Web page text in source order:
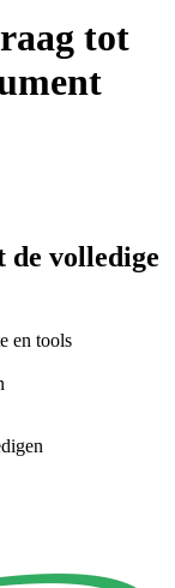
tot
volledige
en tools